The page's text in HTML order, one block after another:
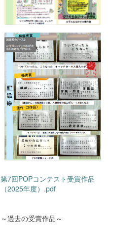
第7回POPコンテスト受賞作品
（2025年度）.pdf
～過去の受賞作品～